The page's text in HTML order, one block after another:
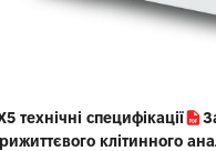
специфікації
клітинного